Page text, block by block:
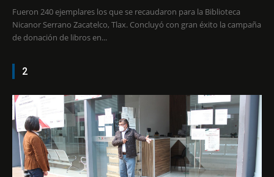
Fueron 240 ejemplares los que se recaudaron para la Biblioteca
Nicanor Serrano Zacatelco, Tlax. Concluyó con gran éxito la campaña
de donación de libros en...
2